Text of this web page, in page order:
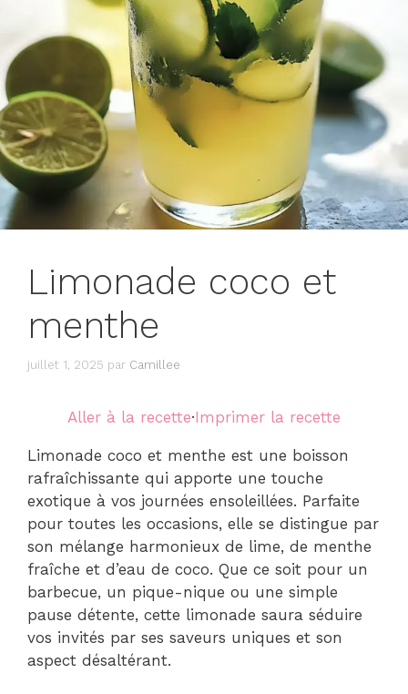
Limonade coco et
menthe
juillet 1, 2025 par Camillee
Aller à la recette·Imprimer la recette
Limonade coco et menthe est une boisson
rafraîchissante qui apporte une touche
exotique à vos journées ensoleillées. Parfaite
pour toutes les occasions, elle se distingue par
son mélange harmonieux de lime, de menthe
fraîche et d’eau de coco. Que ce soit pour un
barbecue, un pique-nique ou une simple
pause détente, cette limonade saura séduire
vos invités par ses saveurs uniques et son
aspect désaltérant.